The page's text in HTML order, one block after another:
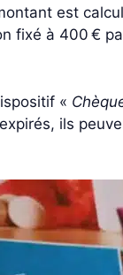
est
fixé à 400 €
«
ils